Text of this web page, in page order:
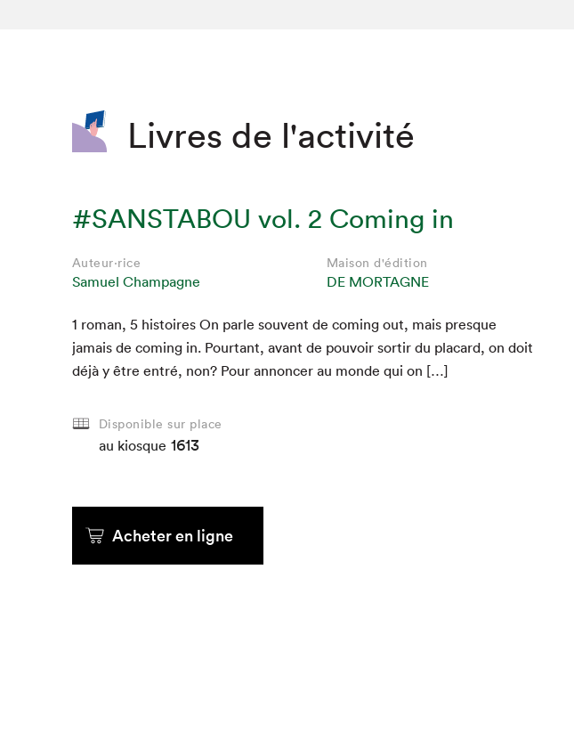
Livres de l'activité
#SANSTABOU vol. 2 Coming in
Auteur·rice
Samuel Champagne
Maison d'édition
DE MORTAGNE
1 roman, 5his­toires On par­le sou­vent de com­ing out, mais presque
jamais de com­ing in. Pour­tant, avant de pou­voir sor­tir du plac­ard, on doit
déjà y être entré, non? Pour annon­cer au monde qui on […]
Disponible sur place
au kiosque 1613
Acheter en ligne